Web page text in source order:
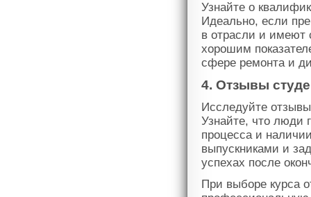
Узнайте о
Идеально, если
в отрасли и имеют
хорошим
сфере ремонта и
4. Отзывы
Исследуйте
Узнайте, что люди
процесса и
выпускниками и
успехах после
При выборе курса